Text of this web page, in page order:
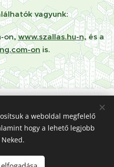
vagyunk:
on,www.szallas.hu-n,és a
on is.
0394
5820
a weboldal megfelelő
hogy a lehető legjobb